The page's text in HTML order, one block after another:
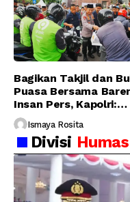
Bagikan Takjil dan
Puasa Bersama
Insan Pers, Kapolri:
Suara Media Suara
Publik
Ismaya Rosita
Divisi Humas